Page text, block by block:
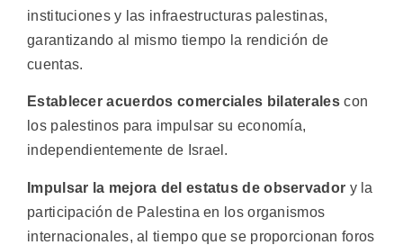
instituciones y las infraestructuras palestinas,
garantizando al mismo tiempo la rendición de
cuentas.
Establecer acuerdos comerciales bilateralescon
los palestinos para impulsar su economía,
independientemente de Israel.
Impulsar la mejora del estatus de observador y la
participación de Palestina en los organismos
internacionales, al tiempo que se proporcionan foros